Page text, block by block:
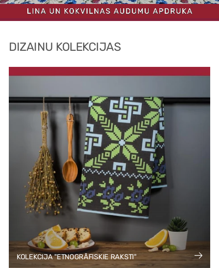
DIZAINU KOLEKCIJAS
KOLEKCIJA "ETNOGRĀFISKIE RAKSTI"